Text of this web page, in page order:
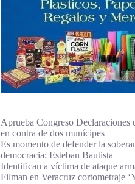
Aprueba Congreso Declaraciones
en contra de dos munícipes
Es momento de defender la
democracia: Esteban Bautista
Identifican a víctima de ataque
Filman en Veracruz cortometraje